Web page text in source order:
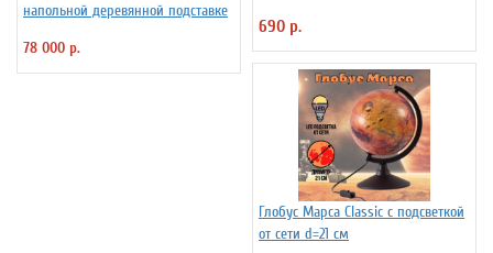
напольной деревянной подставке
78 000 р.
690 р.
Глобус Марса Classic с подсветкой
от сети d=21 см